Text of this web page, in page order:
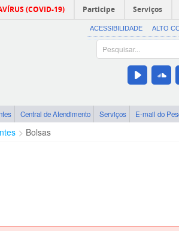
(COVID-19) Participe Serviços
ACESSIBILIDADE ALTO
Central de Atendimento Serviços E-mail do
Bolsas